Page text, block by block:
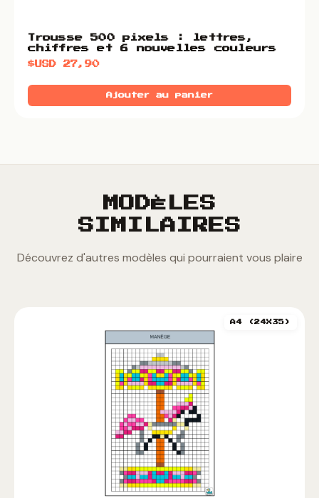
Trousse 500 pixels : lettres,
chiffres et 6 nouvelles couleurs
$USD27,90
Ajouter au panier
MODÈLES
SIMILAIRES
Découvrez d'autres modèles qui pourraient vous plaire
A4 (24X35)